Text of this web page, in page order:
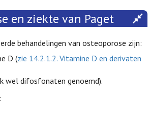
en ziekte van Paget
behandelingen van osteoporose zijn:
D (zie 14.2.1.2. Vitamine D en derivaten
wel difosfonaten genoemd).